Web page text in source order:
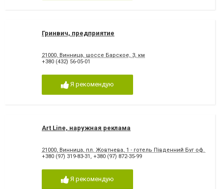
Гринвич, предприятие
21000, Винница, шоссе Барское, 3, км
+380 (432) 56-05-01
Я рекомендую
Art Line, наружная реклама
21000, Винница, пл. Жовтнева, 1 - готель Південний Буг оф. 830
+380 (97) 319-83-31 , +380 (97) 872-35-99
Я рекомендую